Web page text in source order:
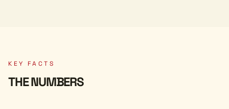
KEY FACTS
THE NUMBERS